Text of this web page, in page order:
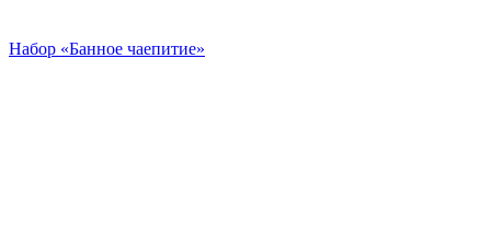
Набор «Банное чаепитие»